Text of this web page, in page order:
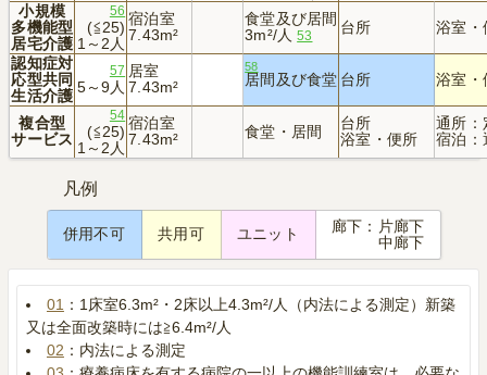
小規模
多機能型
居宅介護
56
(≦25)
1～2人
宿泊室
7.43m²
食堂及び居間
3m²/人53 台所 浴室・
認知症対
応型共同
生活介護
57
5～9人
居室
7.43m²
58
居間及び食堂 台所 浴室・
複合型
サービス
54
(≦25)
1～2人
宿泊室
7.43m²
食堂・居間
台所
浴室・便所
通所：
宿泊：
凡例
併用不可 共用可 ユニット
廊下：片廊下
中廊下
01 ：1床室6.3m²・2床以上4.3m²/人（内法による測定）新築
又は全面改築時には≧6.4m²/人
02 ：内法による測定